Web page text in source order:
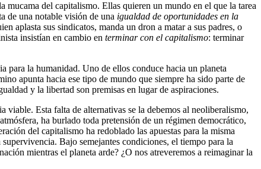
mucama del capitalismo. Ellas quieren un mundo en el que la tarea
de una notable visión de una igualdad de oportunidades en la
aplasta sus sindicatos, manda un dron a matar a sus padres, o
insistían en cambio en terminar con el capitalismo: terminar
para la humanidad. Uno de ellos conduce hacia un planeta
apunta hacia ese tipo de mundo que siempre ha sido parte de
y la libertad son premisas en lugar de aspiraciones.
viable. Esta falta de alternativas se la debemos al neoliberalismo,
ha burlado toda pretensión de un régimen democrático,
del capitalismo ha redoblado las apuestas para la misma
Bajo semejantes condiciones, el tiempo para la
mientras el planeta arde? ¿O nos atreveremos a reimaginar la